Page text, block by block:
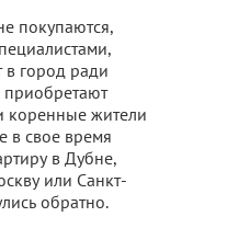
покупаются,
город ради
приобретают
коренные жители
в свое время
в Дубне,
или Санкт-
обратно.